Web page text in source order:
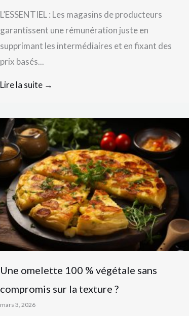
L’ESSENTIEL : Les magasins de producteurs
garantissent une rémunération juste en
supprimant les intermédiaires et en fixant des
prix basés...
Lire la suite →
Une omelette 100 % végétale sans
compromis sur la texture ?
mars 3, 2026